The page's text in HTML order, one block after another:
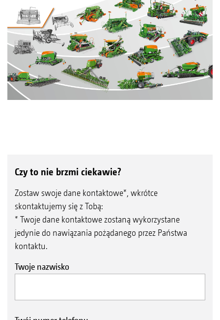
Czy to nie brzmi ciekawie?
Zostaw swoje dane kontaktowe*, wkrótce
skontaktujemy się z Tobą:
* Twoje dane kontaktowe zostaną wykorzystane
jedynie do nawiązania pożądanego przez Państwa
kontaktu.
Twoje nazwisko